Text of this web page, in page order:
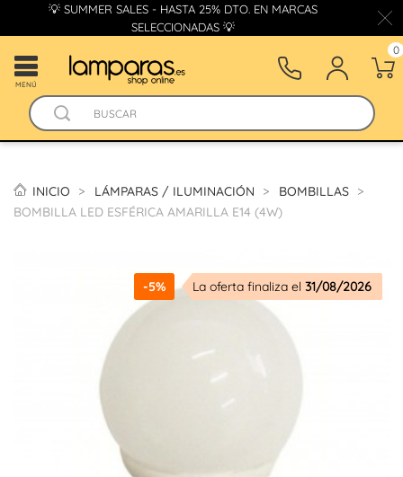
💡 SUMMER SALES - HASTA 25% DTO. EN MARCAS
SELECCIONADAS 💡
MENÚ
0
INICIO LÁMPARAS / ILUMINACIÓN
BOMBILLAS
BOMBILLA LED ESFÉRICA AMARILLA E14 (4W)
-5% La oferta finaliza el 31/08/2026